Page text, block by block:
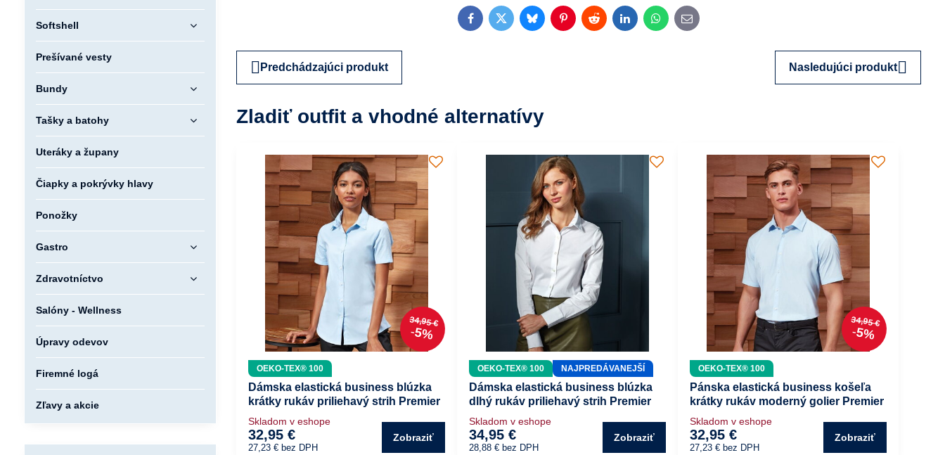
FacebookTwitterBlueskyPinterestRedditLinkedInWhatsApp
E-
mail
Predchádzajúci produkt Nasledujúci produkt
Zladiť outfit a vhodné alternatívy
34,95 €
5%
OEKO-TEX® 100
Dámska elastická business blúzka
krátky rukáv priliehavý strih Premier
Skladom v eshope
32,95 €
27,23 € bez DPH
Zobraziť
OEKO-TEX® 100 NAJPREDÁVANEJŠÍ
Dámska elastická business blúzka
dlhý rukáv priliehavý strih Premier
Skladom v eshope
34,95 €
28,88 € bez DPH
Zobraziť
34,95 €
5%
OEKO-TEX® 100
Pánska elastická business košeľa
krátky rukáv moderný golier Premier
Skladom v eshope
32,95 €
27,23 € bez DPH
Zobraziť
Softshell
Prešívané vesty
Bundy
Tašky a batohy
Uteráky a župany
Čiapky a pokrývky hlavy
Ponožky
Gastro
Zdravotníctvo
Salóny - Wellness
Úpravy odevov
Firemné logá
Zľavy a akcie